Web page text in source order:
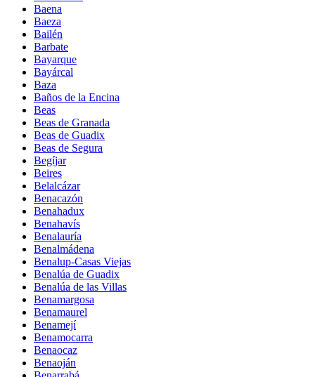
Baena
Baeza
Bailén
Barbate
Bayarque
Bayárcal
Baza
Baños de la Encina
Beas
Beas de Granada
Beas de Guadix
Beas de Segura
Begíjar
Beires
Belalcázar
Benacazón
Benahadux
Benahavís
Benalauría
Benalmádena
Benalup-Casas Viejas
Benalúa de Guadix
Benalúa de las Villas
Benamargosa
Benamaurel
Benamejí
Benamocarra
Benaocaz
Benaoján